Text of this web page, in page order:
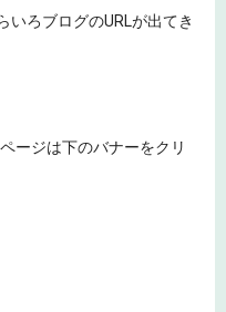
ろブログのURLが出てき
ージは下のバナーをクリ